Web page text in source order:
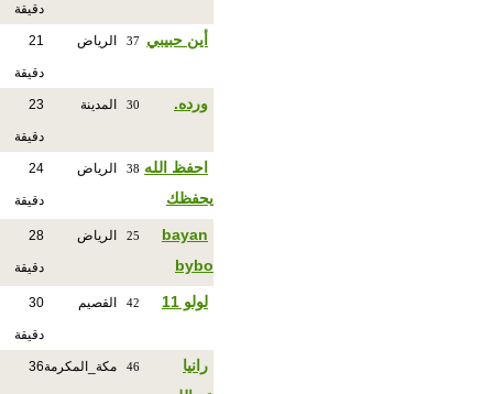
دقيقة
أين حبيبي 37 الرياض 21
دقيقة
ورده. 30 المدينة 23
دقيقة
احفظ الله
يحفظك
38 الرياض 24
دقيقة
bayan
bybo
25 الرياض 28
دقيقة
لولو 11 42 القصيم 30
دقيقة
رانيا
46 مكة_المكرمة36